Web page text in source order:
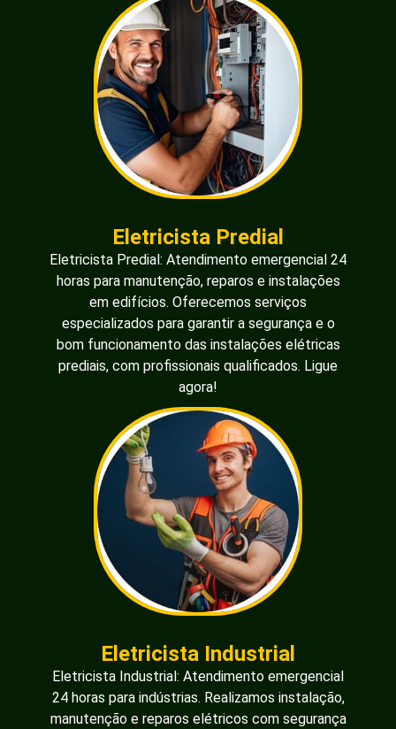
Eletricista Predial
Eletricista Predial: Atendimento emergencial 24
horas para manutenção, reparos e instalações
em edifícios. Oferecemos serviços
especializados para garantir a segurança e o
bom funcionamento das instalações elétricas
prediais, com profissionais qualificados. Ligue
agora!
Eletricista Industrial
Eletricista Industrial: Atendimento emergencial
24 horas para indústrias. Realizamos instalação,
manutenção e reparos elétricos com segurança